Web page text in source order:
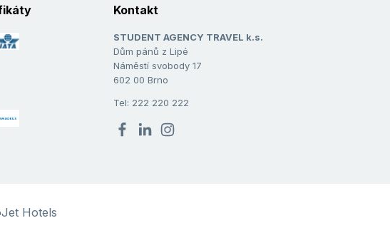
Kontakt
STUDENT AGENCY TRAVEL k.s.
Dům pánů z Lipé
Náměstí svobody 17
602 00 Brno
Tel: 222 220 222
Hotels